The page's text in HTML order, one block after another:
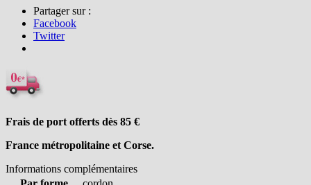
Partager sur :
Facebook
Twitter
Frais de port offerts dès 85 €
France métropolitaine et Corse.
Informations complémentaires